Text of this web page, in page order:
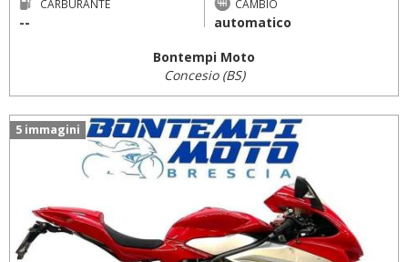
CARBURANTE
--
CAMBIO
automatico
Bontempi Moto
Concesio (BS)
5 immagini